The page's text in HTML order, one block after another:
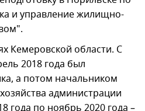
и управление жилищно-
Кемеровской области. С
2018 года был
а потом начальником
администрации
года по ноябрь 2020 года –